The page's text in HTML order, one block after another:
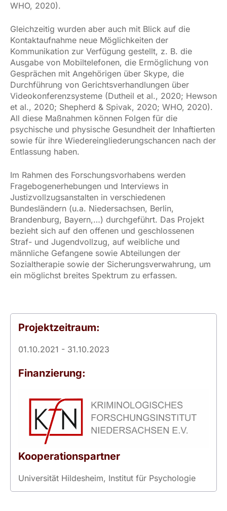
WHO, 2020).
Gleichzeitig wurden aber auch mit Blick auf die
Kontaktaufnahme neue Möglichkeiten der
Kommunikation zur Verfügung gestellt, z. B. die
Ausgabe von Mobiltelefonen, die Ermöglichung von
Gesprächen mit Angehörigen über Skype, die
Durchführung von Gerichtsverhandlungen über
Videokonferenzsysteme (Dutheil et al., 2020; Hewson
et al., 2020; Shepherd & Spivak, 2020; WHO, 2020).
All diese Maßnahmen können Folgen für die
psychische und physische Gesundheit der Inhaftierten
sowie für ihre Wiedereingliederungschancen nach der
Entlassung haben.
Im Rahmen des Forschungsvorhabens werden
Fragebogenerhebungen und Interviews in
Justizvollzugsanstalten in verschiedenen
Bundesländern (u.a. Niedersachsen, Berlin,
Brandenburg, Bayern,…) durchgeführt. Das Projekt
bezieht sich auf den offenen und geschlossenen
Straf- und Jugendvollzug, auf weibliche und
männliche Gefangene sowie Abteilungen der
Sozialtherapie sowie der Sicherungsverwahrung, um
ein möglichst breites Spektrum zu erfassen.
Projektzeitraum:
01.10.2021 - 31.10.2023
Finanzierung:
Kooperationspartner
Universität Hildesheim, Institut für Psychologie